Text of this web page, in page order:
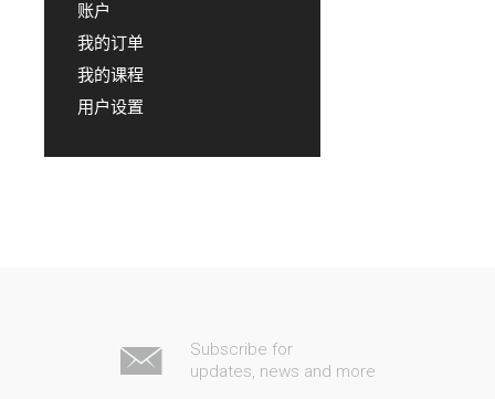
账户
我的订单
我的课程
用户设置
Subscribe for
updates, news and more